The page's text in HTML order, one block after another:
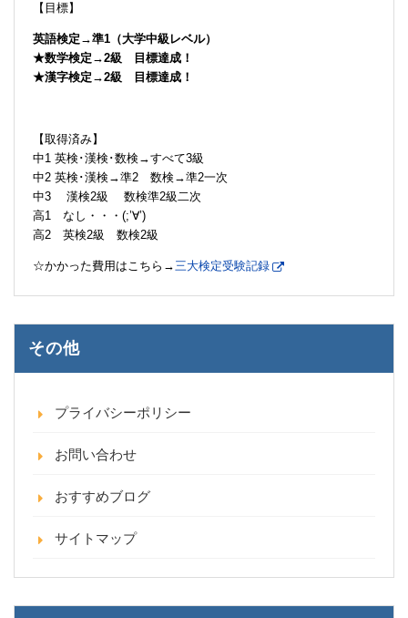
【目標】
英語検定→準1（大学中級レベル）
★数学検定→2級 目標達成！
★漢字検定→2級 目標達成！
【取得済み】
中1 英検･漢検･数検→すべて3級
中2 英検･漢検→準2 数検→準2一次
中3 漢検2級 数検準2級二次
高1 なし・・・(;’∀’)
高2 英検2級 数検2級
☆かかった費用はこちら→三大検定受験記録
その他
プライバシーポリシー
お問い合わせ
おすすめブログ
サイトマップ